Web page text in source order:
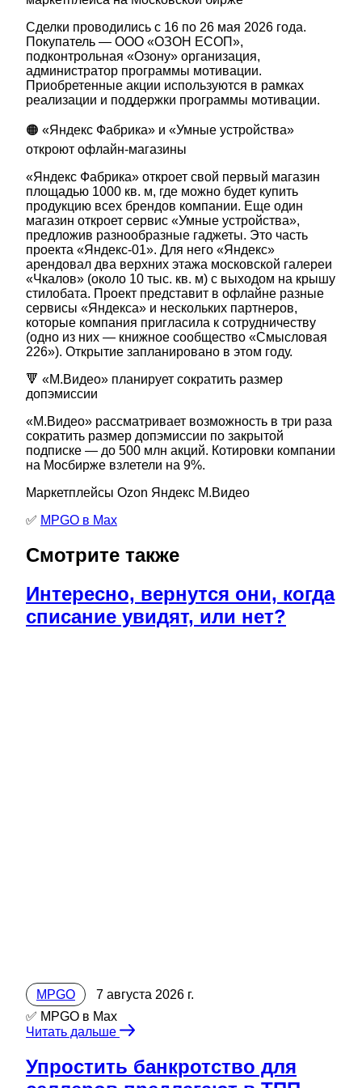
Сделки проводились с 16 по 26 мая 2026 года.
Покупатель — ООО «ОЗОН ЕСОП»,
подконтрольная «Озону» организация,
администратор программы мотивации.
Приобретенные акции используются в рамках
реализации и поддержки программы мотивации.
🟠 «Яндекс Фабрика» и «Умные устройства»
откроют офлайн-магазины
«Яндекс Фабрика» откроет свой первый магазин
площадью 1000 кв. м, где можно будет купить
продукцию всех брендов компании. Еще один
магазин откроет сервис «Умные устройства»,
предложив разнообразные гаджеты. Это часть
проекта «Яндекс-01». Для него «Яндекс»
арендовал два верхних этажа московской галереи
«Чкалов» (около 10 тыс. кв. м) с выходом на крышу
стилобата. Проект представит в офлайне разные
сервисы «Яндекса» и нескольких партнеров,
которые компания пригласила к сотрудничеству
(одно из них — книжное сообщество «Смысловая
226»). Открытие запланировано в этом году.
🔻 «М.Видео» планирует сократить размер
допэмиссии
«М.Видео» рассматривает возможность в три раза
сократить размер допэмиссии по закрытой
подписке — до 500 млн акций. Котировки компании
на Мосбирже взлетели на 9%.
Маркетплейсы Ozon Яндекс М.Видео
✅ MPGO в Мах
Смотрите также
Интересно, вернутся они, когда
списание увидят, или нет?
MPGO
7 августа 2026 г.
✅ MPGO в Мах
Читать дальше
Упростить банкротство для